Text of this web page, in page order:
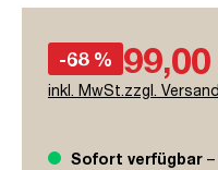
-68 %
inkl. MwSt.zzgl.
Sofort verfügbar